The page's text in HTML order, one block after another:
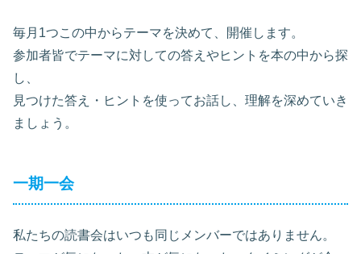
毎月1つこの中からテーマを決めて、開催します。
参加者皆でテーマに対しての答えやヒントを本の中から探
し、
見つけた答え・ヒントを使ってお話し、理解を深めていき
ましょう。
一期一会
私たちの読書会はいつも同じメンバーではありません。